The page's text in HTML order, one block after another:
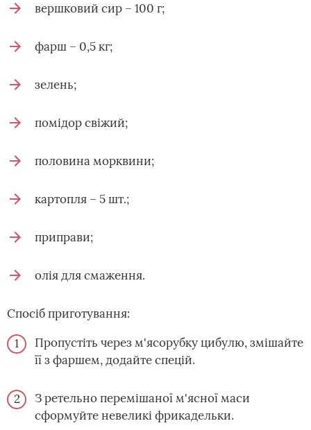
вершковий сир – 100 г;
фарш – 0,5 кг;
зелень;
помідор свіжий;
половина морквини;
картопля – 5 шт.;
приправи;
олія для смаження.
Спосіб приготування:
Пропустіть через м'ясорубку цибулю, змішайте
її з фаршем, додайте спецій.
З ретельно перемішаної м'ясної маси
сформуйте невеликі фрикадельки.